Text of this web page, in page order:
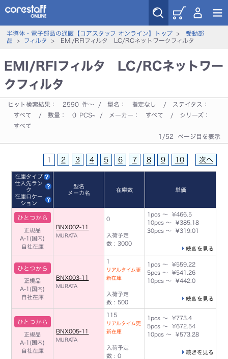
半導体・電子部品の通販【コアスタッフ オンライン】トップ>
受動部
品 > フィルタ > EMI/RFIフィルタ LC/RCネットワークフィルタ
EMI/RFIフィルタ LC/RCネットワー
クフィルタ
ヒット検索結果： 2590 件～ / 型名： 指定なし
/ ステイタス：
すべて
/ 数量： 0 PCS~ / メーカー： すべて
/ シリーズ：
すべて
1/52 ページ目を表示
1 2 3 4 5 6 7 8 9 10 次へ
在庫タイプ
仕入先ラン
ク
在庫ロケー
ション
型名
メーカ名
在庫数 単価
ひとつから
正規品
A-1(国内)
自社在庫
BNX002-11
MURATA
0
入荷予定
数 : 3000
1pcs ～ ¥466.5
10pcs ～ ¥385.18
30pcs ～ ¥319.01
続きを見る
ひとつから
正規品
A-1(国内)
自社在庫
BNX003-11
MURATA
1
リアルタイム更
新在庫
入荷予定
数 : 500
1pcs ～ ¥559.22
5pcs ～ ¥541.26
10pcs ～ ¥442.0
続きを見る
ひとつから
正規品
A-1(国内)
自社在庫
BNX005-11
MURATA
115
リアルタイム更
新在庫
入荷予定
数 : 0
1pcs ～ ¥773.4
5pcs ～ ¥672.54
10pcs ～ ¥573.28
続きを見る